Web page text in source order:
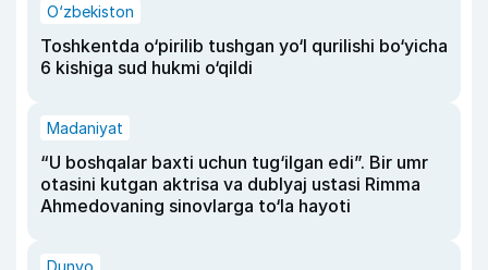
O‘zbekiston
Toshkentda o‘pirilib tushgan yo‘l qurilishi bo‘yicha
6 kishiga sud hukmi o‘qildi
Madaniyat
“U boshqalar baxti uchun tug‘ilgan edi”. Bir umr
otasini kutgan aktrisa va dublyaj ustasi Rimma
Ahmedovaning sinovlarga to‘la hayoti
Dunyo